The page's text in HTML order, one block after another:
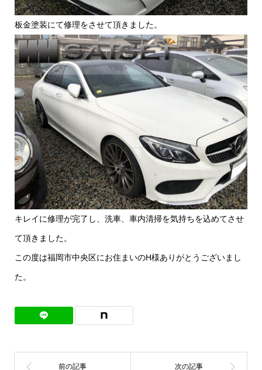
板金塗装にて修理をさせて頂きました。
キレイに修理が完了し、洗車、車内清掃を気持ちを込めてさせ
て頂きました。
この度は福岡市中央区にお住まいのH様ありがとうございまし
た。